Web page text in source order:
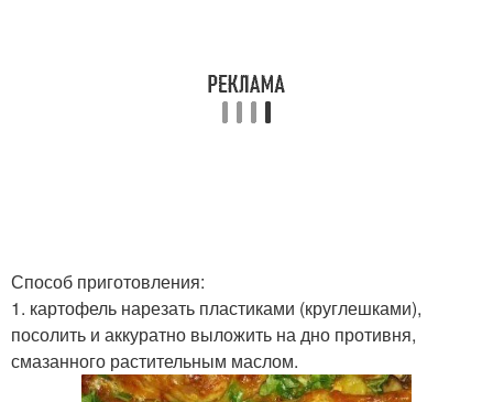
Способ приготовления:
1. картофель нарезать пластиками (круглешками),
посолить и аккуратно выложить на дно противня,
смазанного растительным маслом.